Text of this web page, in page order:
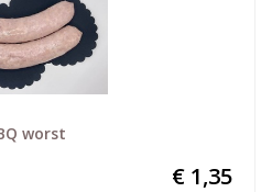
worst
€ 1,35